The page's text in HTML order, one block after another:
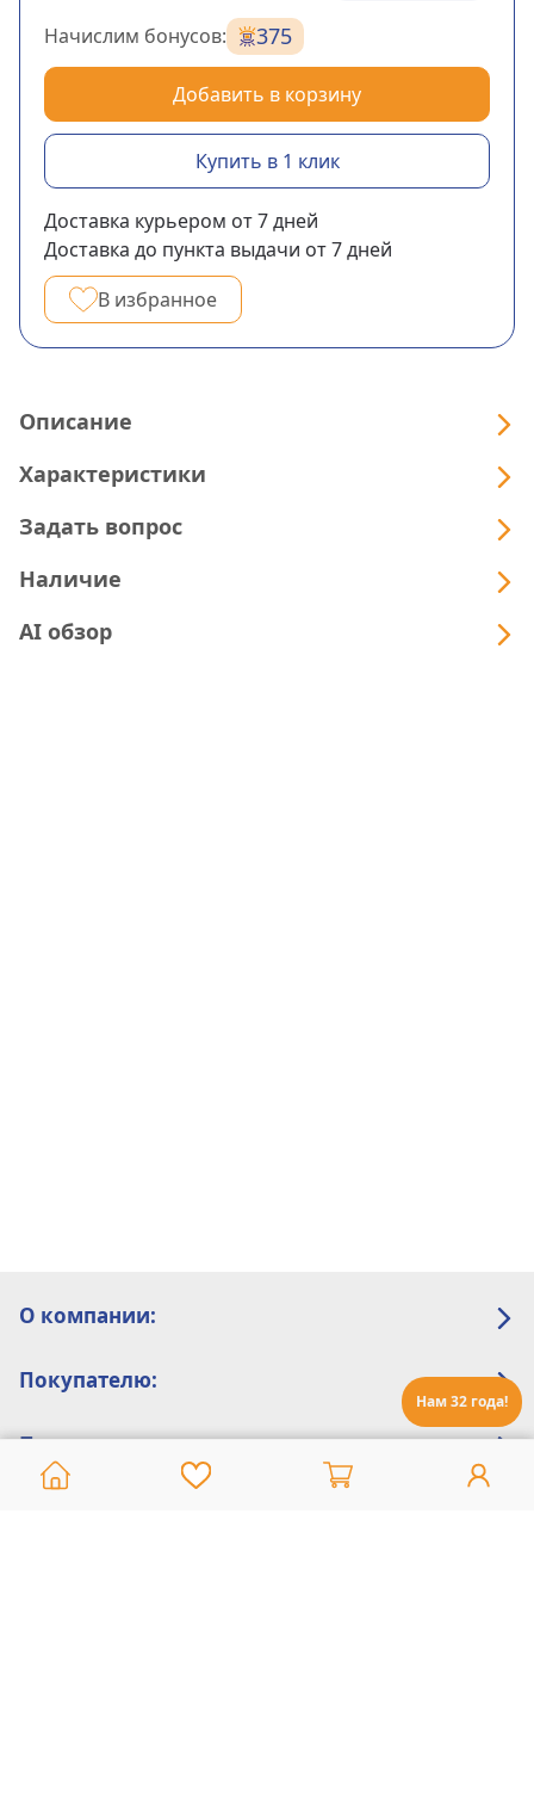
Нам 32 года!
Начислим бонусов: 375
Добавить в корзину
Купить в 1 клик
Доставка курьером от 7дней
Доставка до пункта выдачи от 7дней
В избранное
Описание
Характеристики
Задать вопрос
Наличие
AI обзор
О компании:
Покупателю:
Помощь: